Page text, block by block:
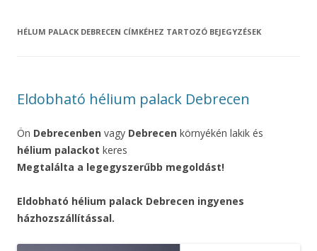
HÉLUM PALACK DEBRECEN CÍMKÉHEZ TARTOZÓ BEJEGYZÉSEK
Eldobható hélium palack Debrecen
Ön Debrecenben vagy Debrecen környékén lakik és
hélium palackot keres
Megtalálta a legegyszerűbb megoldást!
Eldobható hélium palack Debrecen ingyenes
házhozszállítással.